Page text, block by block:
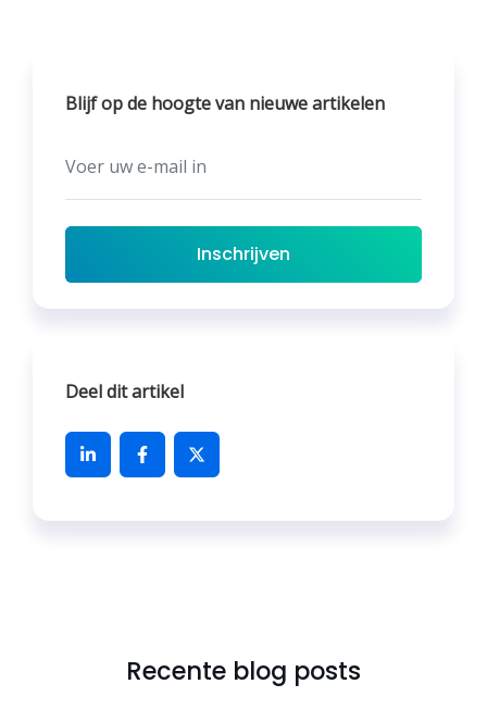
Blijf op de hoogte van nieuwe artikelen
Inschrijven
Deel dit artikel
Recente blog posts